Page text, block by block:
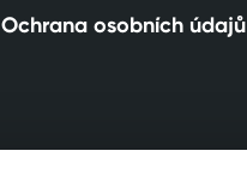
Ochrana osobních údajů